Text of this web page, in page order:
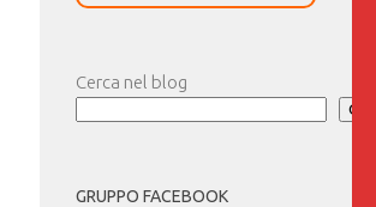
Cerca nel blog
GRUPPO FACEBOOK